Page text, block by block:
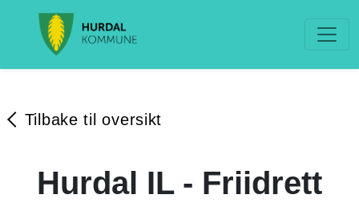
Tilbake til oversikt
Hurdal IL - Friidrett